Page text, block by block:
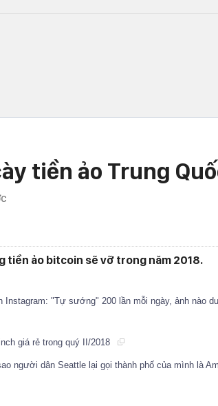
tiền ảo Trung
tiền ảo bitcoin sẽ vỡ trong năm 2018.
Instagram: "Tự sướng" 200 lần mỗi ngày, ảnh nào
giá rẻ trong quý II/2018
người dân Seattle lại gọi thành phố của mình là